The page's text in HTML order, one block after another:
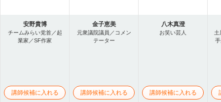
安野貴博
チームみらい党首／起
業家／SF作家
講師候補に入れる
金子恵美
元衆議院議員／コメン
テーター
講師候補に入れる
八木真澄
お笑い芸人
講師候補に入れる
土